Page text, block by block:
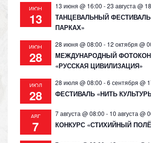
ИЮН
13
13 июня @ 16:00 -23 августа @
ТАНЦЕВАЛЬНЫЙ
ПАРКАХ»
ИЮН
28
28 июня @ 08:00 - 12 октября @
МЕЖДУНАРОДНЫЙ
«РУССКАЯ ЦИВИЛИЗАЦИЯ»
ИЮЛ
28
28 июля @ 08:00 -6 сентября @
ФЕСТИВАЛЬ «НИТЬ
АВГ
7
7 августа @ 08:00 - 10 августа @
КОНКУРС «СТИХИЙНЫЙ